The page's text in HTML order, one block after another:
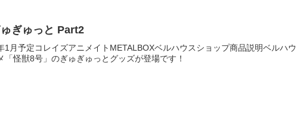
ぎゅっと Part2
1月予定コレイズアニメイトMETALBOXベルハウスショップ商品説明ベルハウ
「怪獣8号」のぎゅぎゅっとグッズが登場です！